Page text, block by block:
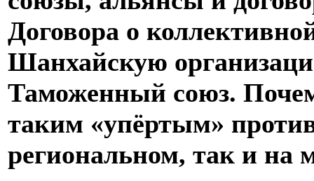
Договора о
Шанхайскую
Таможенный союз.
таким «упёртым»
региональном, так и на